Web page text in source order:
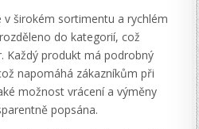
v širokém sortimentu a rychlém
do kategorií, což
Každý produkt má podrobný
napomáhá zákazníkům při
možnost vrácení a výměny
popsána.